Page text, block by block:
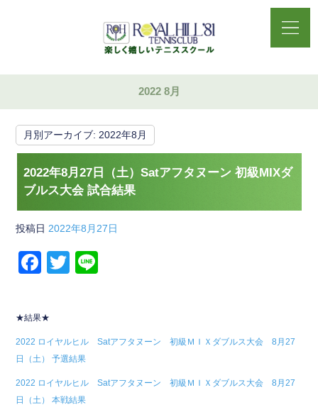
2022 8月
月別アーカイブ: 2022年8月
2022年8月27日（土）Satアフタヌーン 初級MIXダ
ブルス大会 試合結果
投稿日 2022年8月27日
F
c
b
o
o
T
★結果★
2022 ロイヤルヒル Satアフタヌーン 初級ＭＩＸダブルス大会 8月27
日（土） 予選結果
2022 ロイヤルヒル Satアフタヌーン 初級ＭＩＸダブルス大会 8月27
日（土） 本戦結果